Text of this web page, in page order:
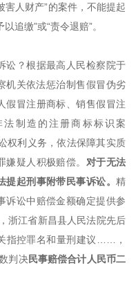
害人财产”的案件，不能提起
追缴”或“责令退赔”。
讼？根据最高人民检察院于
机关依法惩治制售假冒伪劣
假冒注册商标、销售假冒注
制造的注册商标标识案
权利义务，依法保障其实质
疑人积极赔偿。 对于无法
起刑事附带民事诉讼。 精
诉讼中赔偿金额确定提供参
浙江省新昌县人民法院先后
指控罪名和量刑建议……，
判决民事赔偿合计人民币二